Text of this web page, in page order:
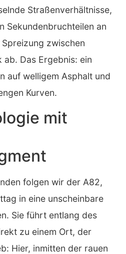
Straßenverhältnisse,
Sekundenbruchteilen an
zwischen
Das Ergebnis: ein
auf welligem Asphalt und
Kurven.
mit
folgen wir der A82,
in eine unscheinbare
Sie führt entlang des
zu einem Ort, der
Hier, inmitten der rauen